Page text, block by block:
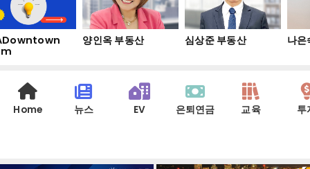
양인옥 부동산 심상준 부동산 나은
Home 뉴스 EV 은퇴연금 교육 투